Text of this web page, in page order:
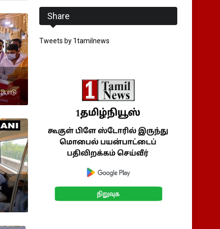
Share
Tweets by 1tamilnews